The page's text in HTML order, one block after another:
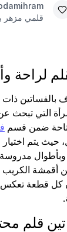
قلمي مزهر
لراحة
بالفساتين
التي تبحث
ضمن قسم
حيث يتم
الكريب
كل قطعة تعكس
قلم